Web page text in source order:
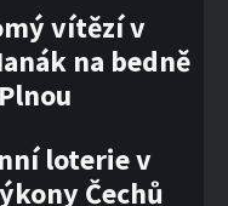
vítězí v
na bedně
loterie v
Čechů